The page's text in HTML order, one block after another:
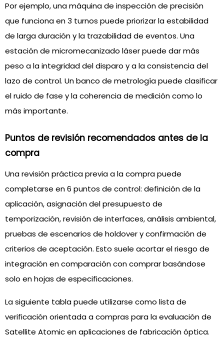
Por ejemplo, una máquina de inspección de precisión
que funciona en 3 turnos puede priorizar la estabilidad
de larga duración y la trazabilidad de eventos. Una
estación de micromecanizado láser puede dar más
peso a la integridad del disparo y a la consistencia del
lazo de control. Un banco de metrología puede clasificar
el ruido de fase y la coherencia de medición como lo
más importante.
Puntos de revisión recomendados antes de la
compra
Una revisión práctica previa a la compra puede
completarse en 6 puntos de control: definición de la
aplicación, asignación del presupuesto de
temporización, revisión de interfaces, análisis ambiental,
pruebas de escenarios de holdover y confirmación de
criterios de aceptación. Esto suele acortar el riesgo de
integración en comparación con comprar basándose
solo en hojas de especificaciones.
La siguiente tabla puede utilizarse como lista de
verificación orientada a compras para la evaluación de
Satellite Atomic en aplicaciones de fabricación óptica.